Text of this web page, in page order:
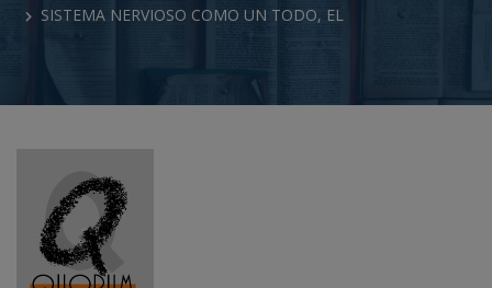
SISTEMA NERVIOSO COMO UN TODO, EL